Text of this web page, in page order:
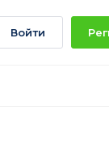
Войти